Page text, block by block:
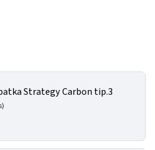
Strategy Carbon tip.3